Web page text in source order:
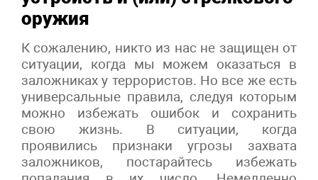
оружия
К сожалению, никто из нас не защищен от
ситуации, когда мы можем оказаться в
заложниках у террористов. Но все же есть
универсальные правила, следуя которым
можно избежать ошибок и сохранить
свою жизнь. В ситуации, когда
проявились признаки угрозы захвата
заложников, постарайтесь избежать